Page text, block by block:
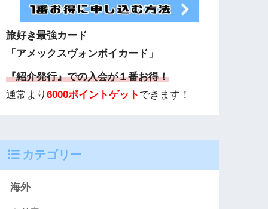
旅好き最強カード
「アメックスヴォンボイカード」
『紹介発行』での入会が１番お得！
通常より6000ポイントゲット できます！
カテゴリー
海外